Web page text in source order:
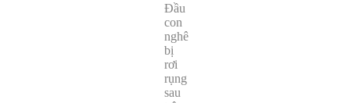
Đầu
con
nghê
bị
rơi
rụng
sau